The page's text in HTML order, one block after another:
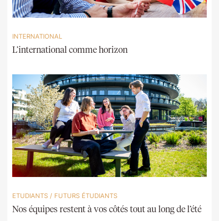
INTERNATIONAL
L’international comme horizon
ETUDIANTS / FUTURS ÉTUDIANTS
Nos équipes restent à vos côtés tout au long de l’été